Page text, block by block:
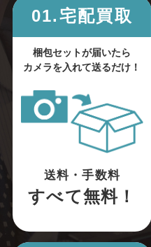
01.宅配買取
梱包セットが届いたら
カメラを入れて送るだけ！
送料・手数料
すべて無料！